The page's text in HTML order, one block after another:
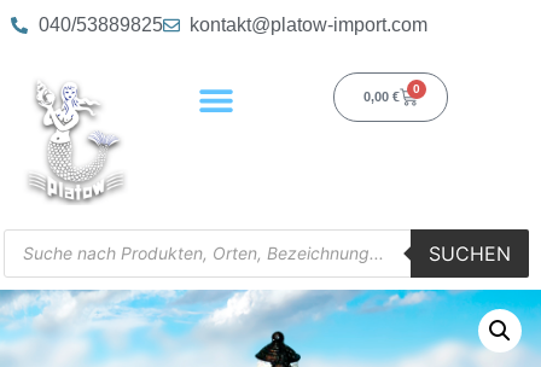
040/53889825 kontakt@platow-import.com
0,00 €
0
SUCHEN